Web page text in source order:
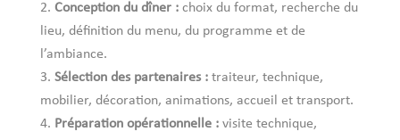
Conception du dîner :choix du format, recherche du
lieu, définition du menu, du programme et de
l’ambiance.
Sélection des partenaires :traiteur, technique,
mobilier, décoration, animations, accueil et transport.
Préparation opérationnelle :visite technique,